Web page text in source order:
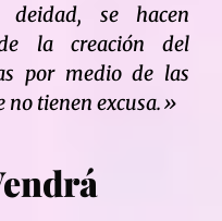
se hacen
la creación del
por medio de las
no tienen excusa.»